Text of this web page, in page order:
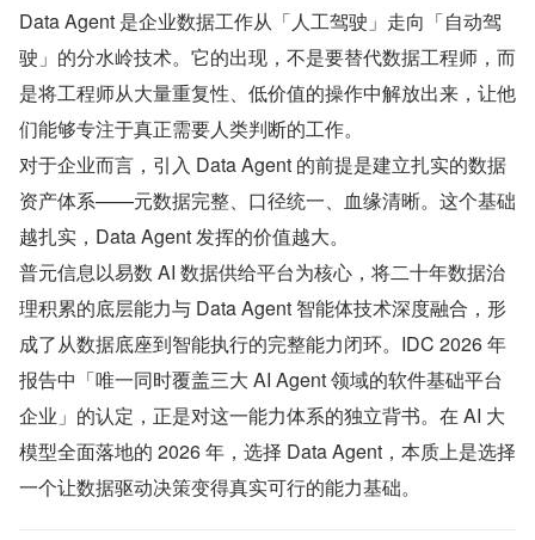
Data Agent 是企业数据工作从「人工驾驶」走向「自动驾
驶」的分水岭技术。它的出现，不是要替代数据工程师，而
是将工程师从大量重复性、低价值的操作中解放出来，让他
们能够专注于真正需要人类判断的工作。
对于企业而言，引入 Data Agent 的前提是建立扎实的数据
资产体系——元数据完整、口径统一、血缘清晰。这个基础
越扎实，Data Agent 发挥的价值越大。
普元信息以易数 AI 数据供给平台为核心，将二十年数据治
理积累的底层能力与 Data Agent 智能体技术深度融合，形
成了从数据底座到智能执行的完整能力闭环。IDC 2026 年
报告中「唯一同时覆盖三大 AI Agent 领域的软件基础平台
企业」的认定，正是对这一能力体系的独立背书。在 AI 大
模型全面落地的 2026 年，选择 Data Agent，本质上是选择
一个让数据驱动决策变得真实可行的能力基础。